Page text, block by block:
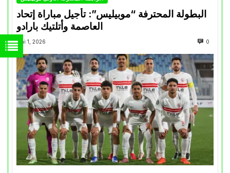
البطولة المحترفة “موبيليس”: تأجيل مباراة إتحاد
العاصمة وأتلتيك بارادو
Mai 1, 2026 0